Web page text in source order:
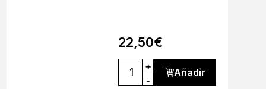
22,50€
+
-
Añadir